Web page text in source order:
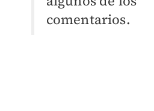
comentarios.